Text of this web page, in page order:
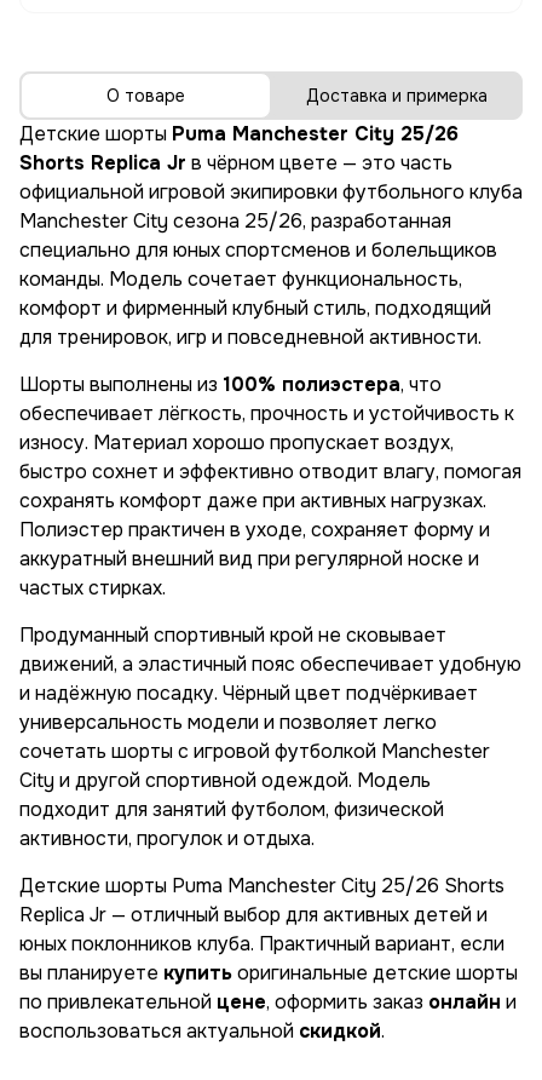
О товаре Доставка и примерка
Детские шорты Puma Manchester City 25/26
Shorts Replica Jr в чёрном цвете — это часть
официальной игровой экипировки футбольного клуба
Manchester City сезона 25/26, разработанная
специально для юных спортсменов и болельщиков
команды. Модель сочетает функциональность,
комфорт и фирменный клубный стиль, подходящий
для тренировок, игр и повседневной активности.
Шорты выполнены из 100% полиэстера, что
обеспечивает лёгкость, прочность и устойчивость к
износу. Материал хорошо пропускает воздух,
быстро сохнет и эффективно отводит влагу, помогая
сохранять комфорт даже при активных нагрузках.
Полиэстер практичен в уходе, сохраняет форму и
аккуратный внешний вид при регулярной носке и
частых стирках.
Продуманный спортивный крой не сковывает
движений, а эластичный пояс обеспечивает удобную
и надёжную посадку. Чёрный цвет подчёркивает
универсальность модели и позволяет легко
сочетать шорты с игровой футболкой Manchester
City и другой спортивной одеждой. Модель
подходит для занятий футболом, физической
активности, прогулок и отдыха.
Детские шорты Puma Manchester City 25/26 Shorts
Replica Jr — отличный выбор для активных детей и
юных поклонников клуба. Практичный вариант, если
вы планируете купитьоригинальные детские шорты
по привлекательной цене, оформить заказ онлайн и
воспользоваться актуальной скидкой.